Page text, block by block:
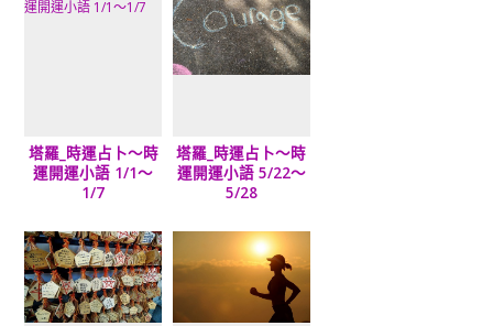
塔羅_時運占卜～時
運開運小語 1/1～
1/7
塔羅_時運占卜～時
運開運小語 5/22～
5/28